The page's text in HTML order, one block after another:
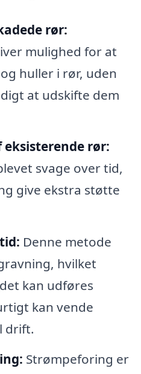
rør:
mulighed for at
huller i rør, uden
at udskifte dem
rør:
svage over tid,
give ekstra støtte
Denne metode
hvilket
kan udføres
kan vende
drift.
Strømpeforing er